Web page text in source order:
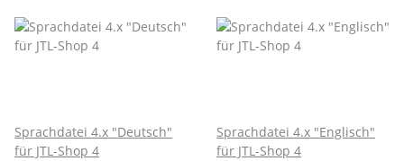
Sprachdatei 4.x "Deutsch"
für JTL-Shop 4
Sprachdatei 4.x "Englisch"
für JTL-Shop 4